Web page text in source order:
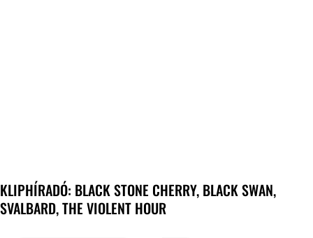
KLIPHÍRADÓ: BLACK STONE CHERRY, BLACK SWAN,
SVALBARD, THE VIOLENT HOUR